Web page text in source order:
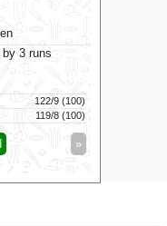
by 3 runs
122/9 (100)
119/8 (100)
»